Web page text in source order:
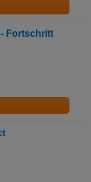
Fortschritt